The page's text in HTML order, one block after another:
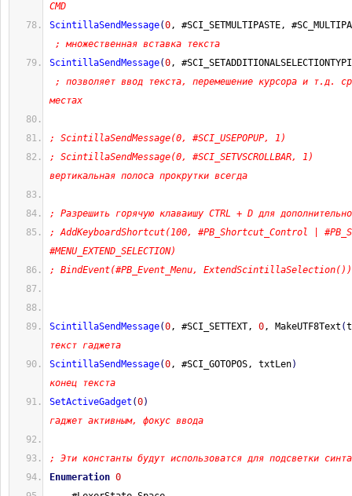
CMD
ScintillaSendMessage(0, #SCI_SETMULTIPASTE,
; множественная вставка текста
ScintillaSendMessage(0,
; позволяет ввод текста, перемешение курсора и т.д.
местах
; ScintillaSendMessage(0, #SCI_USEPOPUP, 1)
; ScintillaSendMessage(0, #SCI_SETVSCROLLBAR, 1)
вертикальная полоса прокрутки всегда
; Разрешить горячую клаваишу CTRL + D для
; AddKeyboardShortcut(100, #PB_Shortcut_Control |
#MENU_EXTEND_SELECTION)
; BindEvent(#PB_Event_Menu, ExtendScintillaSelection())
ScintillaSendMessage(0, #SCI_SETTEXT, 0, MakeUTF8Text (
текст гаджета
ScintillaSendMessage(0, #SCI_GOTOPOS, txtLen)
конец текста
SetActiveGadget (0)
гаджет активным, фокус ввода
; Эти константы будут использоватся для подсветки
Enumeration 0